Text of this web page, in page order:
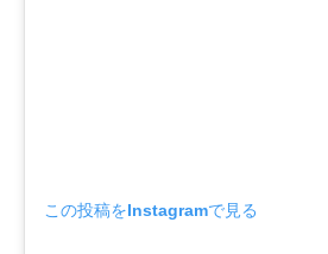
この投稿をInstagramで見る